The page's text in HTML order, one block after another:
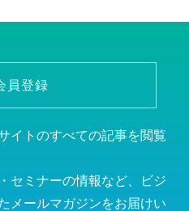
員登録
イトのすべての記事を閲覧
セミナーの情報など、ビジ
メールマガジンをお届けい